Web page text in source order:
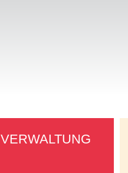
VERWALTUNG